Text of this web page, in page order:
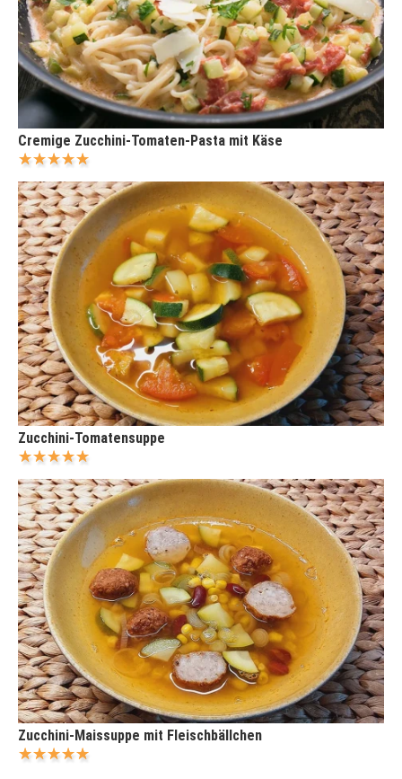
Cremige Zucchini-Tomaten-Pasta mit Käse
Zucchini-Tomatensuppe
Zucchini-Maissuppe mit Fleischbällchen